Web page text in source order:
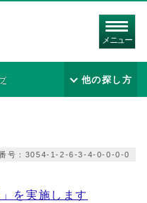
メニュー
他の探し方
号：3054-1-2-6-3-4-0-0-0-0
を実施します